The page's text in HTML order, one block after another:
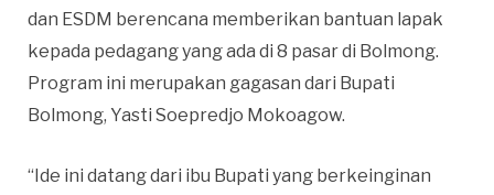
dan ESDM berencana memberikan bantuan lapak
kepada pedagang yang ada di 8 pasar di Bolmong.
Program ini merupakan gagasan dari Bupati
Bolmong, Yasti Soepredjo Mokoagow.
“Ide ini datang dari ibu Bupati yang berkeinginan